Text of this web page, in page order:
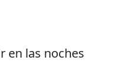
en las noches